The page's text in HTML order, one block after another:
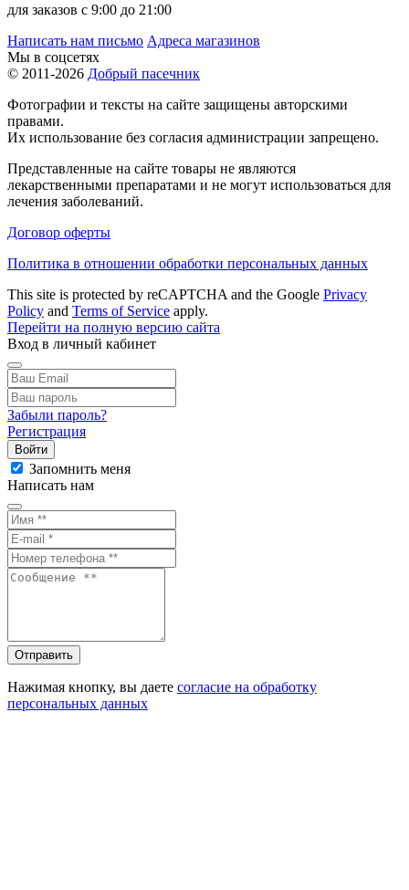
для заказов с 9:00 до 21:00
Написать нам письмо Адреса магазинов
Мы в соцсетях
© 2011-2026 Добрый пасечник
Фотографии и тексты на сайте защищены авторскими
правами.
Их использование без согласия администрации запрещено.
Представленные на сайте товары не являются
лекарственными препаратами и не могут использоваться для
лечения заболеваний.
Договор оферты
Политика в отношении обработки персональных данных
This site is protected by reCAPTCHA and the Google Privacy
Policy and Terms of Service apply.
Перейти на полную версию сайта
Вход в личный кабинет
Забыли пароль?
Регистрация
Войти
Запомнить меня
Написать нам
Отправить
Нажимая кнопку, вы даете согласие на обработку
персональных данных